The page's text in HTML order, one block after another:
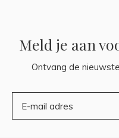
Meld je aan
Ontvang de